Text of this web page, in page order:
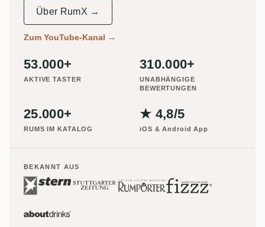
Über RumX →
Zum YouTube-Kanal →
53.000+
AKTIVE TASTER
310.000+
UNABHÄNGIGE
BEWERTUNGEN
25.000+
RUMS IM KATALOG
★ 4,8/5
iOS & Android App
BEKANNT AUS